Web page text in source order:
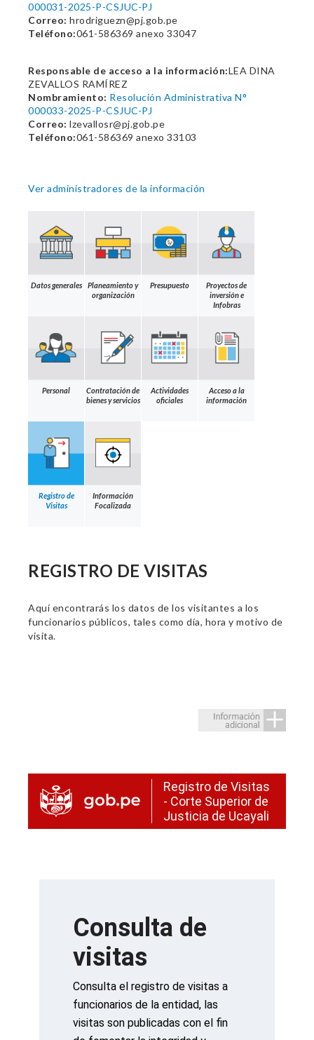
000031-2025-P-CSJUC-PJ
Correo: hrodriguezn@pj.gob.pe
Teléfono:061-586369 anexo 33047
Responsable de acceso a la información:LEA DINA
ZEVALLOS RAMÍREZ
Nombramiento: Resolución Administrativa N°
000033-2025-P-CSJUC-PJ
Correo: lzevallosr@pj.gob.pe
Teléfono:061-586369 anexo 33103
Ver administradores de la información
Datos generales
Planeamiento y
organización
Presupuesto
Proyectos de
inversión e
Infobras
Personal
Contratación de
bienes y servicios
Actividades
oficiales
Acceso a la
información
Registro de
Visitas
Información
Focalizada
REGISTRO DE VISITAS
Aquí encontrarás los datos de los visitantes a los
funcionarios públicos, tales como día, hora y motivo de
visita.